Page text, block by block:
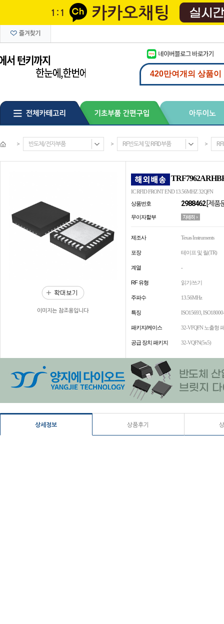
> 반도체/전자부품 > RF반도체 및 RFID부품 >
이미지는 참조용입니다
IC RFID FRONT END 13.56MHZ 32QFN
상품번호
2988462[제품
무이자할부
제조사 Texas Instruments
포장 테이프 및 릴(TR)
계열 -
RF 유형 읽기/쓰기
주파수 13.56MHz
특징 ISO15693,
패키지/케이스 32-VFQFN 노출형
공급 장치 패키지 32-VQFN(5x5)
상세정보 상품후기